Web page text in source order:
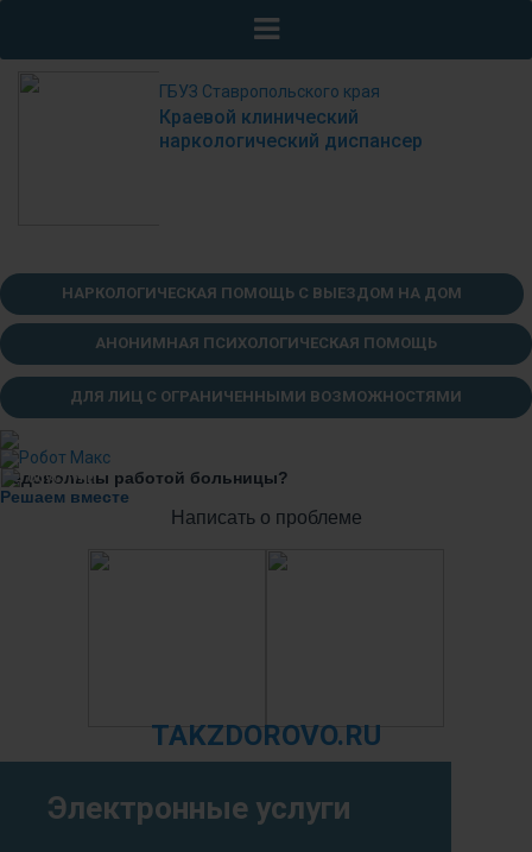
ГБУЗ Ставропольского края
Краевой клинический
наркологический диспансер
НАРКОЛОГИЧЕСКАЯ ПОМОЩЬ С ВЫЕЗДОМ НА ДОМ
АНОНИМНАЯ ПСИХОЛОГИЧЕСКАЯ ПОМОЩЬ
ДЛЯ ЛИЦ С ОГРАНИЧЕННЫМИ ВОЗМОЖНОСТЯМИ
Решаем вместе
Недовольны работой больницы?
Написать о проблеме
TAKZDOROVO.RU
Электронные услуги